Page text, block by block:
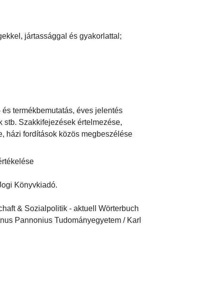
jártassággal és gyakorlattal;
termékbemutatás, éves jelentés
Szakkifejezések értelmezése,
házi fordítások közös megbeszélése
Könyvkiadó.
& Sozialpolitik - aktuell Wörterbuch
Pannonius Tudományegyetem / Karl